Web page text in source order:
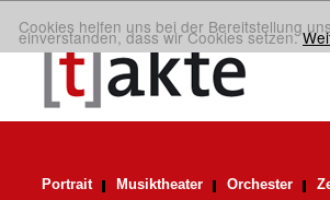
Cookies helfen uns bei der Bereitstellung
einverstanden, dass wir Cookies setzen.
Portrait Musiktheater Orchester